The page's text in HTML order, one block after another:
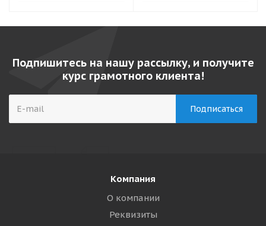
Подпишитесь на нашу рассылку, и получите
курс грамотного клиента!
Компания
О компании
Реквизиты